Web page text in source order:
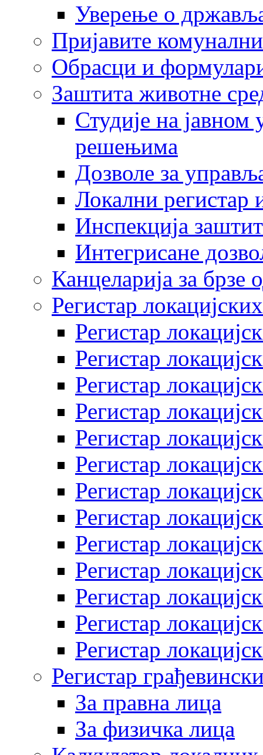
Уверење о
Пријавите
Обрасци и
Заштита животне
Студије на
решењима
Дозволе за
Локални регистар
Инспекција
Интегрисане
Канцеларија за брзе
Регистар
Регистар
Регистар
Регистар
Регистар
Регистар
Регистар
Регистар
Регистар
Регистар
Регистар
Регистар
Регистар
Регистар
Регистар
За правна лица
За физичка лица